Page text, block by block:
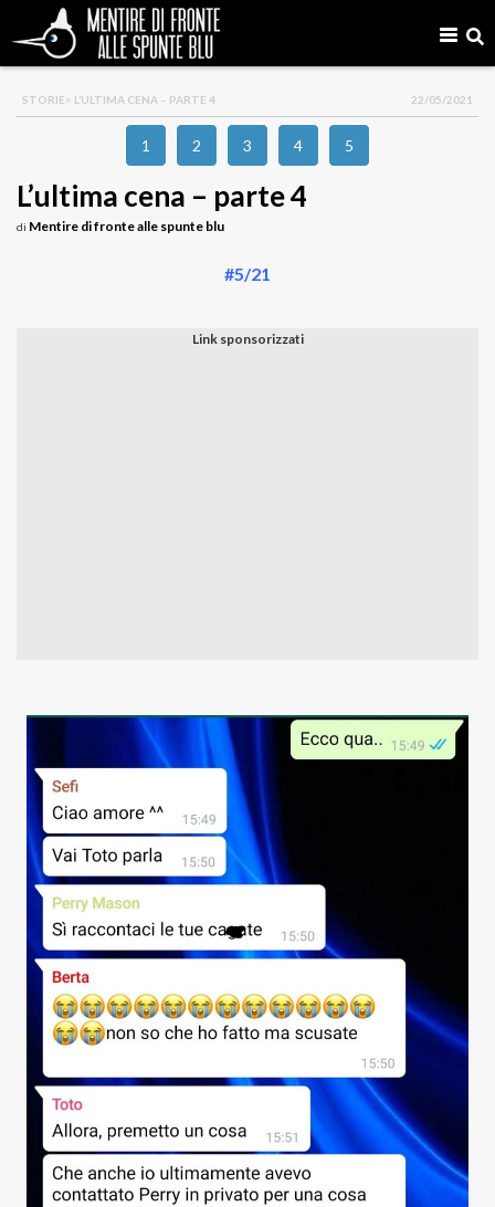
STORIE> L’ULTIMA CENA – PARTE 4 22/05/2021
1 2 3 4 5
L’ultima cena – parte 4
di Mentire di fronte alle spunte blu
#5/21